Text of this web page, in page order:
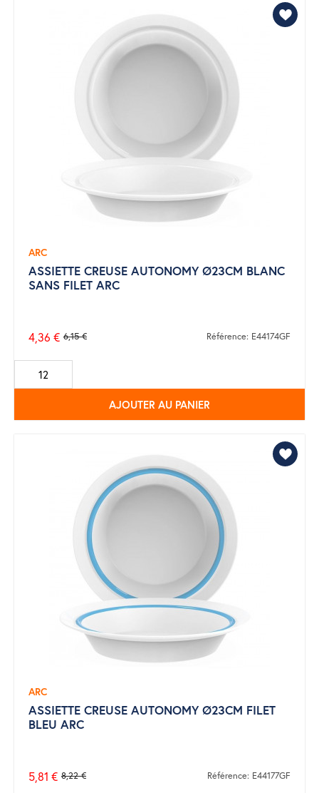
ARC
ASSIETTE CREUSE AUTONOMY Ø23CM BLANC
SANS FILET ARC
Prix
de
base
6,15 €
4,36 € Référence: E44174GF
AJOUTER AU PANIER
ARC
ASSIETTE CREUSE AUTONOMY Ø23CM FILET
BLEU ARC
Prix
8,22 €
5,81 € Référence: E44177GF